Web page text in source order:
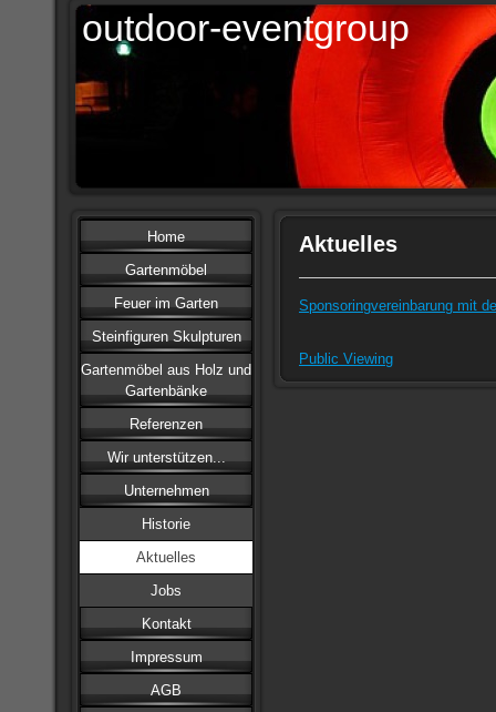
outdoor-eventgroup
Home
Gartenmöbel
Feuer im Garten
Steinfiguren Skulpturen
Gartenmöbel aus Holz und
Gartenbänke
Referenzen
Wir unterstützen...
Unternehmen
Historie
Aktuelles
Jobs
Kontakt
Impressum
AGB
Aktuelles
Sponsoringvereinbarung mit
Public Viewing